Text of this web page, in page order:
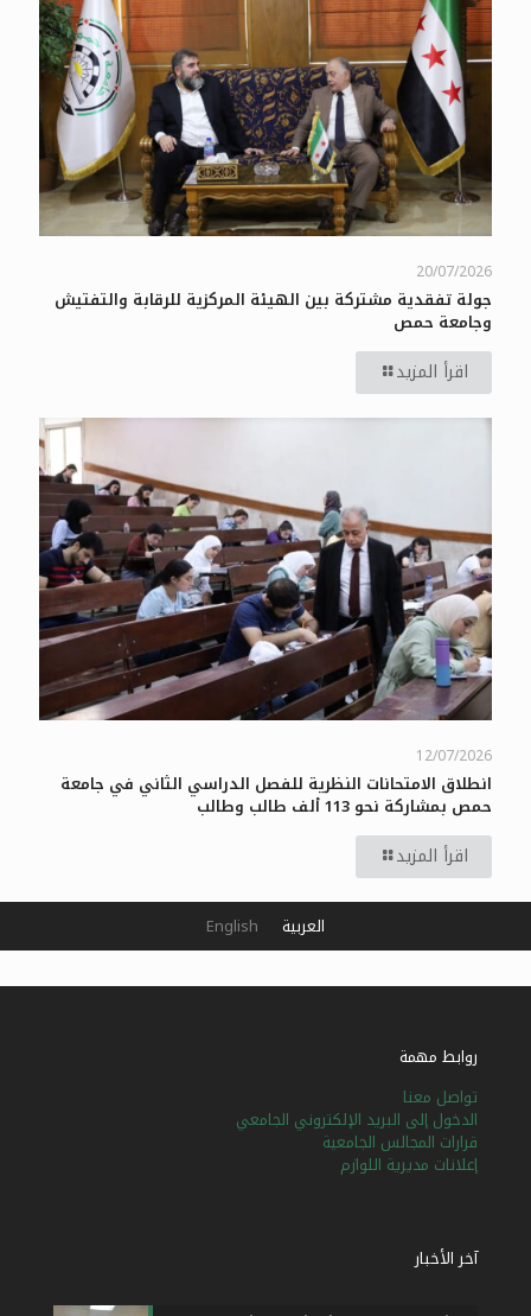
20/07/2026
جولة تفقدية مشتركة بين الهيئة المركزية للرقابة والتفتيش
وجامعة حمص
اقرأ المزيد
12/07/2026
انطلاق الامتحانات النظرية للفصل الدراسي الثاني في جامعة
حمص بمشاركة نحو 113 ألف طالب وطالب
اقرأ المزيد
روابط مهمة
تواصل معنا
الدخول إلى البريد الإلكتروني الجامعي
قرارات المجالس الجامعية
إعلانات مديرية اللوازم
آخر الأخبار
العربية English